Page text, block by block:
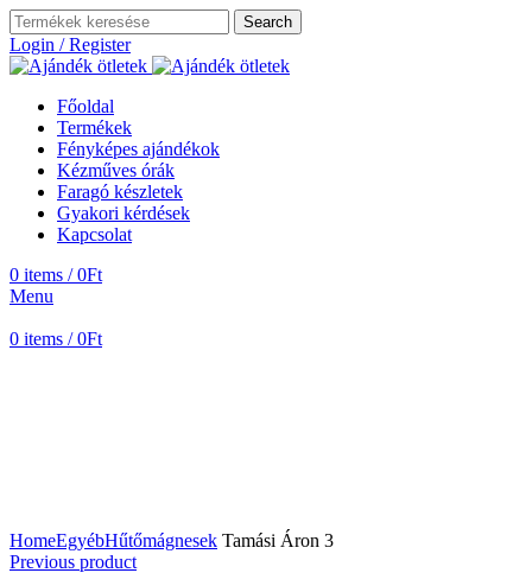
Search
Login / Register
Főoldal
Termékek
Fényképes ajándékok
Kézműves órák
Faragó készletek
Gyakori kérdések
Kapcsolat
0 items / 0Ft
Menu
0 items / 0Ft
HomeEgyébHűtőmágnesek Tamási Áron 3
Previous product